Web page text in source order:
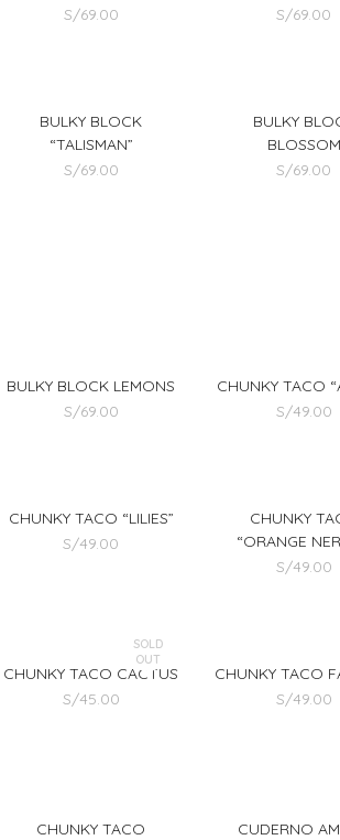
S/69.00
S/69.00
BULKY BLOCK
“TALISMAN”
S/69.00
BULKY
BLOSSOM
S/69.00
BULKY BLOCK LEMONS
S/69.00
CHUNKY TACO
S/49.00
CHUNKY TACO “LILIES”
S/49.00
CHUNKY
“ORANGE
S/49.00
SOLD
OUT
CHUNKY TACO CACTUS
S/45.00
CHUNKY TACO
S/49.00
CHUNKY TACO
CUDERNO